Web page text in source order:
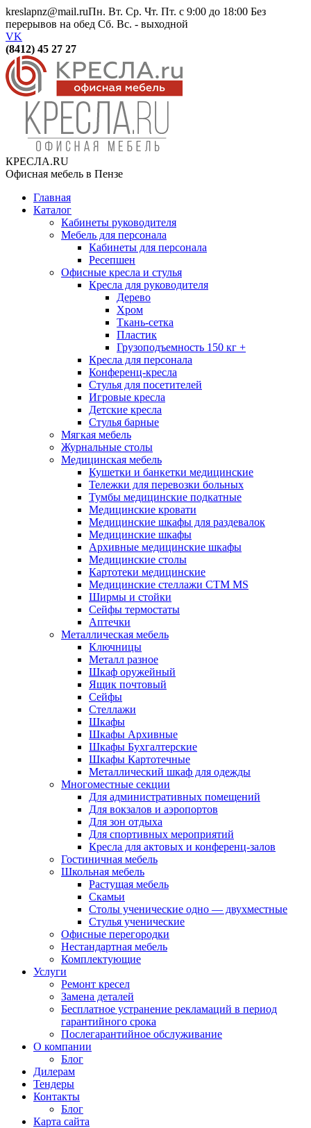
kreslapnz@mail.ruПн. Вт. Ср. Чт. Пт. с 9:00 до 18:00 Без
перерывов на обед Сб. Вс. - выходной
VK
(8412) 45 27 27
КРЕСЛА.RU
Офисная мебель в Пензе
Главная
Каталог
Кабинеты руководителя
Мебель для персонала
Кабинеты для персонала
Ресепшен
Офисные кресла и стулья
Кресла для руководителя
Дерево
Хром
Ткань-сетка
Пластик
Грузоподъемность 150 кг +
Кресла для персонала
Конференц-кресла
Стулья для посетителей
Игровые кресла
Детские кресла
Стулья барные
Мягкая мебель
Журнальные столы
Медицинская мебель
Кушетки и банкетки медицинские
Тележки для перевозки больных
Тумбы медицинские подкатные
Медицинские кровати
Медицинские шкафы для раздевалок
Медицинские шкафы
Архивные медицинские шкафы
Медицинские столы
Картотеки медицинские
Медицинские стеллажи CTM MS
Ширмы и стойки
Сейфы термостаты
Аптечки
Металлическая мебель
Ключницы
Металл разное
Шкаф оружейный
Ящик почтовый
Сейфы
Стеллажи
Шкафы
Шкафы Архивные
Шкафы Бухгалтерские
Шкафы Картотечные
Металлический шкаф для одежды
Многоместные секции
Для административных помещений
Для вокзалов и аэропортов
Для зон отдыха
Для спортивных мероприятий
Кресла для актовых и конференц-залов
Гостиничная мебель
Школьная мебель
Растущая мебель
Скамьи
Столы ученические одно — двухместные
Стулья ученические
Офисные перегородки
Нестандартная мебель
Комплектующие
Услуги
Ремонт кресел
Замена деталей
Бесплатное устранение рекламаций в период
гарантийного срока
Послегарантийное обслуживание
О компании
Блог
Дилерам
Тендеры
Контакты
Блог
Карта сайта